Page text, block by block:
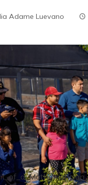
Adame Luevano